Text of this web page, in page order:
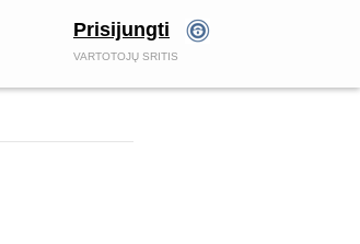
Prisijungti
VARTOTOJŲ SRITIS